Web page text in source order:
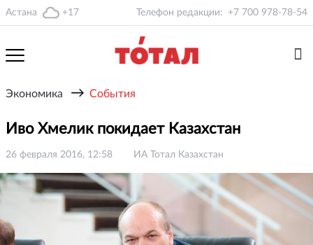
Астана +17 Телефон редакции: +7 700 978-78-54
Экономика → События
Иво Хмелик покидает Казахстан
26 февраля 2016, 12:58 ИА Тотал Казахстан